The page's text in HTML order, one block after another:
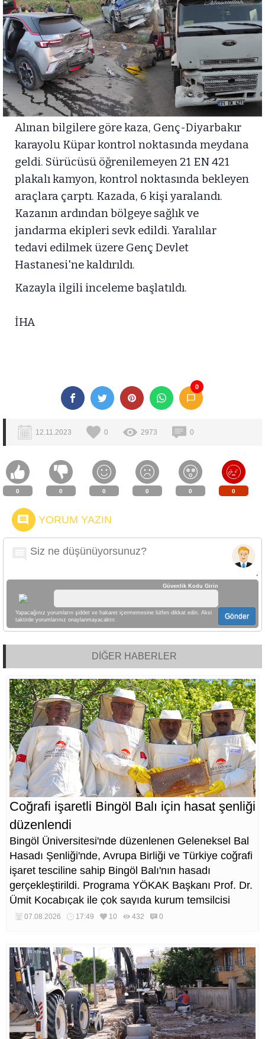
Alınan bilgilere göre kaza, Genç-Diyarbakır
karayolu Küpar kontrol noktasında meydana
geldi. Sürücüsü öğrenilemeyen 21 EN 421
plakalı kamyon, kontrol noktasında bekleyen
araçlara çarptı. Kazada, 6 kişi yaralandı.
Kazanın ardından bölgeye sağlık ve
jandarma ekipleri sevk edildi. Yaralılar
tedavi edilmek üzere Genç Devlet
Hastanesi'ne kaldırıldı.
Kazayla ilgili inceleme başlatıldı.
İHA
0
12.11.2023 0 2973 0
0 0 0 0 0 0
YORUM YAZIN
Güvenlik Kodu Girin
Yapacağınız yorumların şiddet ve hakaret içermemesine lütfen dikkat edin. Aksi
taktirde yorumlarınız onaylanmayacaktır.
Gönder
DİĞER HABERLER
Coğrafi işaretli Bingöl Balı için hasat şenliği
düzenlendi
Bingöl Üniversitesi'nde düzenlenen Geleneksel Bal
Hasadı Şenliği'nde, Avrupa Birliği ve Türkiye coğrafi
işaret tesciline sahip Bingöl Balı'nın hasadı
gerçekleştirildi. Programa YÖKAK Başkanı Prof. Dr.
Ümit Kocabıçak ile çok sayıda kurum temsilcisi
katıldı.
07.08.2026 17:49 10 432 0